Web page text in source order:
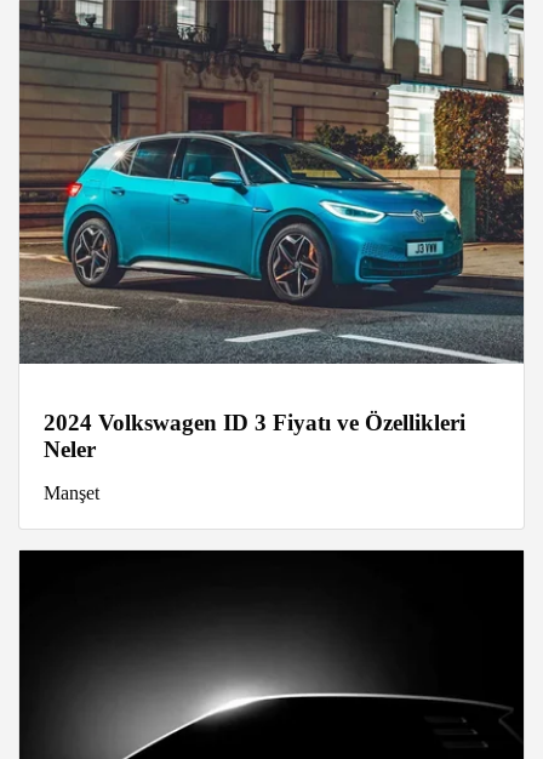
2024 Volkswagen ID 3 Fiyatı ve Özellikleri
Neler
Manşet